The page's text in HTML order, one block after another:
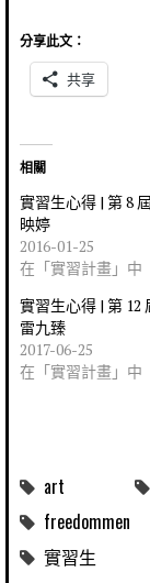
分享此文：
共享
相關
實習生心得 | 第 8
映婷
2016-01-25
在「實習計畫」中
實習生心得 | 第 12
雷九臻
2017-06-25
在「實習計畫」中
art
freedommen
實習生